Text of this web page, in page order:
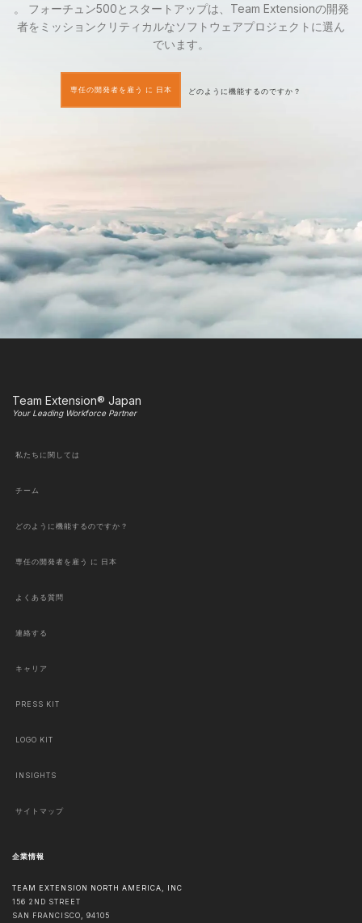
。 フォーチュン500とスタートアップは、Team Extensionの開発
者をミッションクリティカルなソフトウェアプロジェクトに選ん
でいます。
専任の開発者を雇う に 日本 どのように機能するのですか？
Team Extension® Japan
Your Leading Workforce Partner
私たちに関しては
チーム
どのように機能するのですか？
専任の開発者を雇う に 日本
よくある質問
連絡する
キャリア
PRESS KIT
LOGO KIT
INSIGHTS
サイトマップ
企業情報
TEAM EXTENSION NORTH AMERICA, INC
156 2ND STREET
SAN FRANCISCO, 94105